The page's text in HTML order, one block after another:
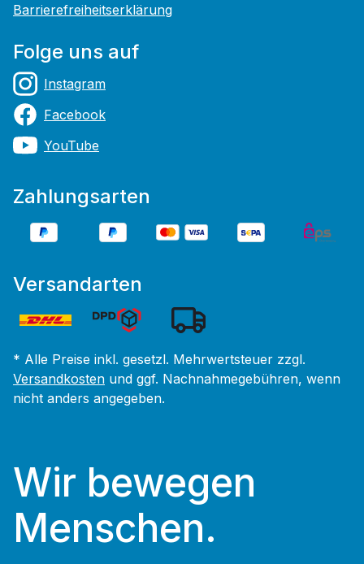
Barrierefreiheitserklärung
Folge uns auf
Instagram
Facebook
YouTube
Zahlungsarten
Versandarten
* Alle Preise inkl. gesetzl. Mehrwertsteuer zzgl.
Versandkosten und ggf. Nachnahmegebühren, wenn
nicht anders angegeben.
Wir bewegen
Menschen.